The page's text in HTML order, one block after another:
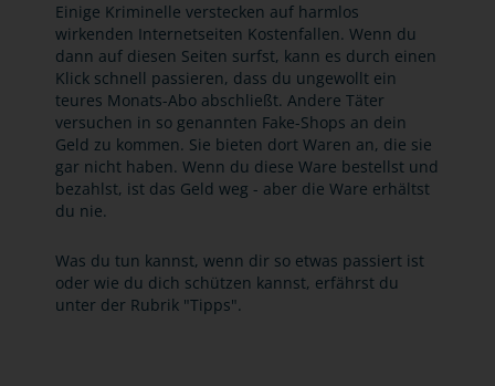
Einige Kriminelle verstecken auf harmlos
wirkenden Internetseiten Kostenfallen. Wenn du
dann auf diesen Seiten surfst, kann es durch einen
Klick schnell passieren, dass du ungewollt ein
teures Monats-Abo abschließt. Andere Täter
versuchen in so genannten Fake-Shops an dein
Geld zu kommen. Sie bieten dort Waren an, die sie
gar nicht haben. Wenn du diese Ware bestellst und
bezahlst, ist das Geld weg - aber die Ware erhältst
du nie.
Was du tun kannst, wenn dir so etwas passiert ist
oder wie du dich schützen kannst, erfährst du
unter der Rubrik "Tipps".